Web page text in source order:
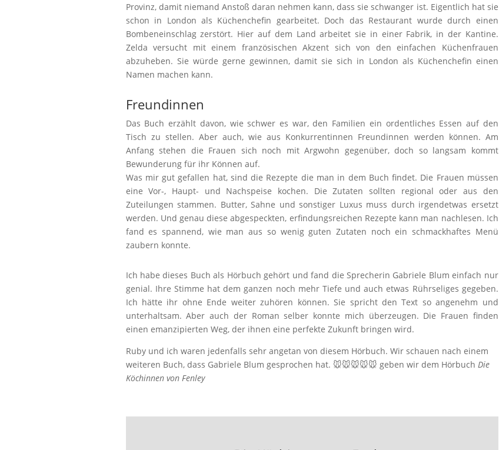
Provinz, damit niemand Anstoß daran nehmen kann, dass sie schwanger ist. Eigentlich hat sie
schon in London als Küchenchefin gearbeitet. Doch das Restaurant wurde durch einen
Bombeneinschlag zerstört. Hier auf dem Land arbeitet sie in einer Fabrik, in der Kantine.
Zelda versucht mit einem französischen Akzent sich von den einfachen Küchenfrauen
abzuheben. Sie würde gerne gewinnen, damit sie sich in London als Küchenchefin einen
Namen machen kann.
Freundinnen
Das Buch erzählt davon, wie schwer es war, den Familien ein ordentliches Essen auf den
Tisch zu stellen. Aber auch, wie aus Konkurrentinnen Freundinnen werden können. Am
Anfang stehen die Frauen sich noch mit Argwohn gegenüber, doch so langsam kommt
Bewunderung für ihr Können auf.
Was mir gut gefallen hat, sind die Rezepte die man in dem Buch findet. Die Frauen müssen
eine Vor-, Haupt- und Nachspeise kochen. Die Zutaten sollten regional oder aus den
Zuteilungen stammen. Butter, Sahne und sonstiger Luxus muss durch irgendetwas ersetzt
werden. Und genau diese abgespeckten, erfindungsreichen Rezepte kann man nachlesen. Ich
fand es spannend, wie man aus so wenig guten Zutaten noch ein schmackhaftes Menü
zaubern konnte.
Ich habe dieses Buch als Hörbuch gehört und fand die Sprecherin Gabriele Blum einfach nur
genial. Ihre Stimme hat dem ganzen noch mehr Tiefe und auch etwas Rührseliges gegeben.
Ich hätte ihr ohne Ende weiter zuhören können. Sie spricht den Text so angenehm und
unterhaltsam. Aber auch der Roman selber konnte mich überzeugen. Die Frauen finden
einen emanzipierten Weg, der ihnen eine perfekte Zukunft bringen wird.
Ruby und ich waren jedenfalls sehr angetan von diesem Hörbuch. Wir schauen nach einem
weiteren Buch, dass Gabriele Blum gesprochen hat. 🐭🐭🐭🐭🐭 geben wir dem Hörbuch Die
Köchinnen von Fenley